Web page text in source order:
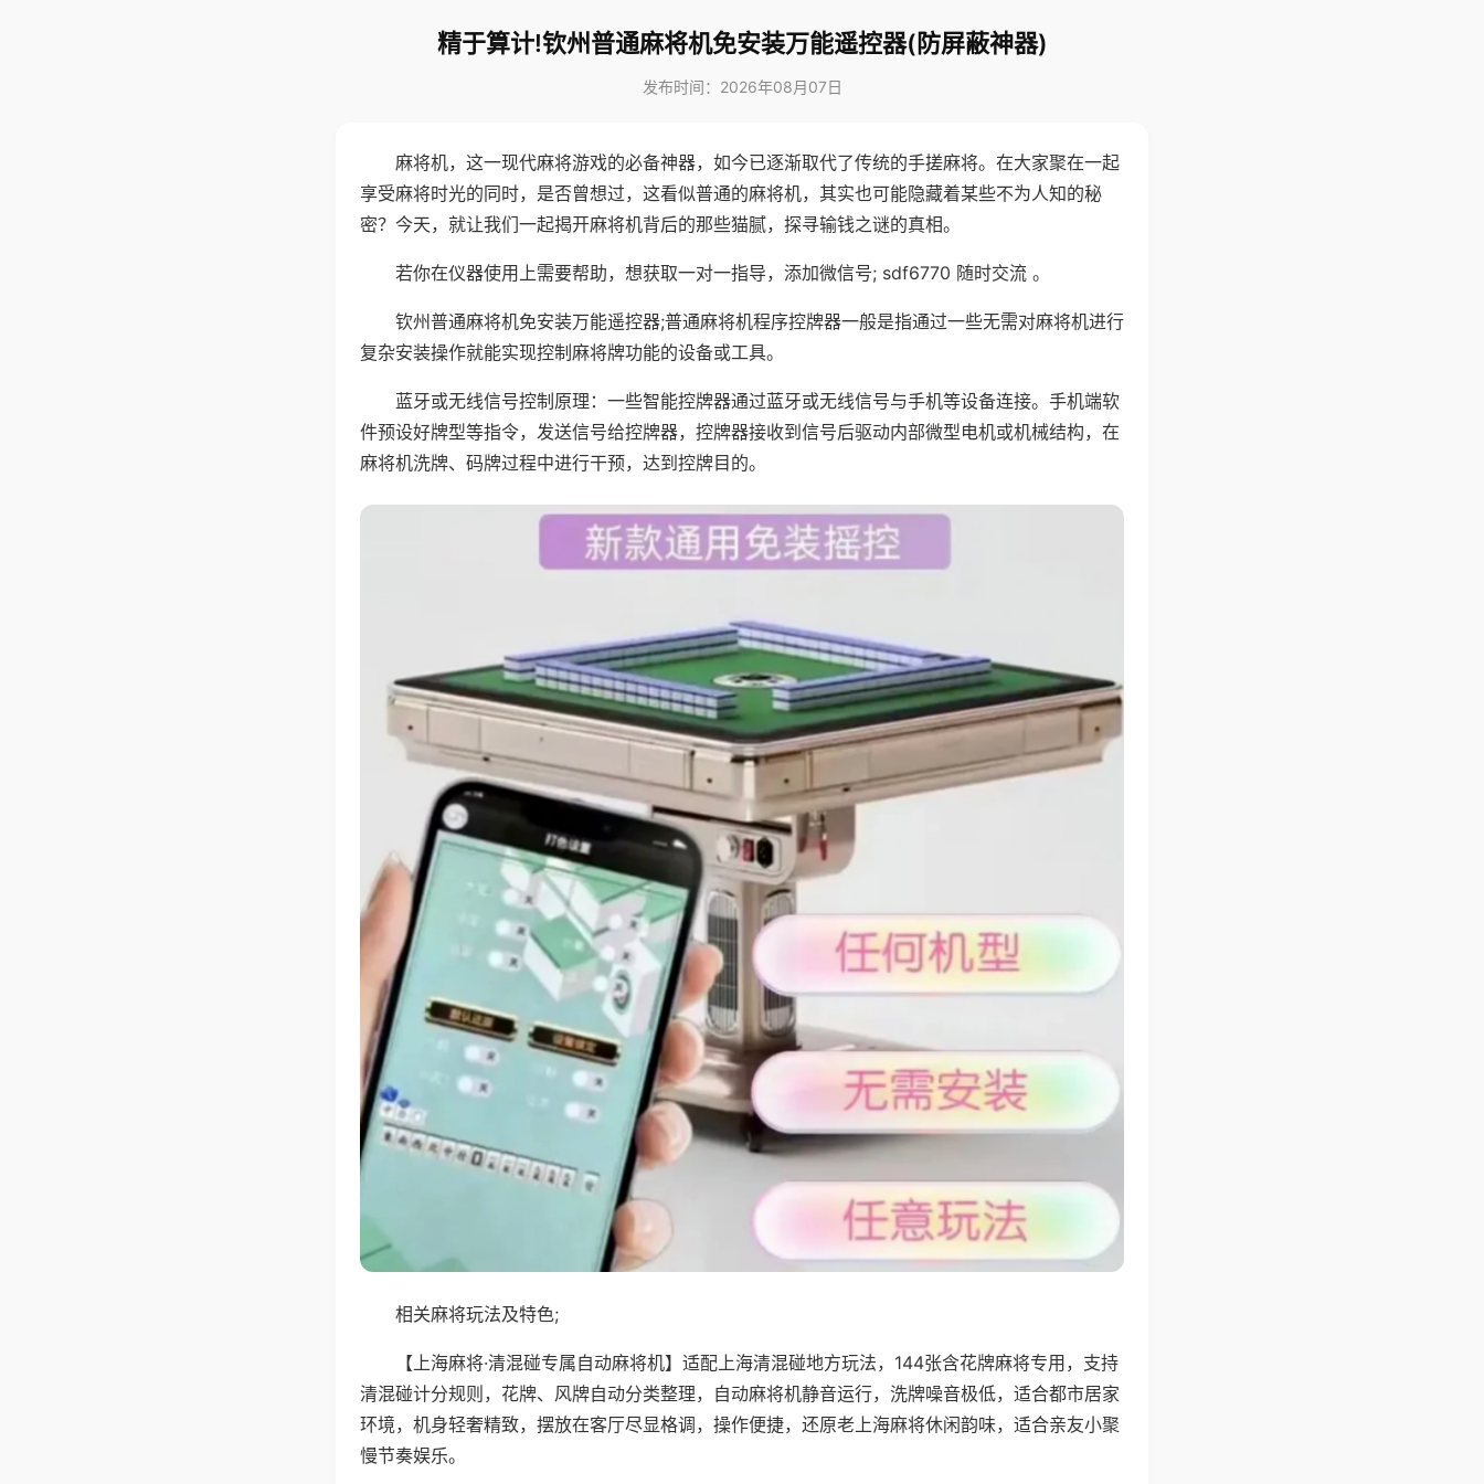
精于算计!钦州普通麻将机免安装万能遥控器(防屏蔽神器)
发布时间：2026年08月07日
麻将机，这一现代麻将游戏的必备神器，如今已逐渐取代了传统的手搓麻将。在大家聚在一起
享受麻将时光的同时，是否曾想过，这看似普通的麻将机，其实也可能隐藏着某些不为人知的秘
密？今天，就让我们一起揭开麻将机背后的那些猫腻，探寻输钱之谜的真相。
若你在仪器使用上需要帮助，想获取一对一指导，添加微信号; sdf6770 随时交流 。
钦州普通麻将机免安装万能遥控器;普通麻将机程序控牌器一般是指通过一些无需对麻将机进行
复杂安装操作就能实现控制麻将牌功能的设备或工具。
蓝牙或无线信号控制原理：一些智能控牌器通过蓝牙或无线信号与手机等设备连接。手机端软
件预设好牌型等指令，发送信号给控牌器，控牌器接收到信号后驱动内部微型电机或机械结构，在
麻将机洗牌、码牌过程中进行干预，达到控牌目的。
相关麻将玩法及特色;
【上海麻将·清混碰专属自动麻将机】适配上海清混碰地方玩法，144张含花牌麻将专用，支持
清混碰计分规则，花牌、风牌自动分类整理，自动麻将机静音运行，洗牌噪音极低，适合都市居家
环境，机身轻奢精致，摆放在客厅尽显格调，操作便捷，还原老上海麻将休闲韵味，适合亲友小聚
慢节奏娱乐。